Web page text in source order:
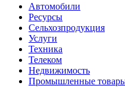
Автомобили
Ресурсы
Сельхозпродукция
Услуги
Техника
Телеком
Недвижимость
Промышленные